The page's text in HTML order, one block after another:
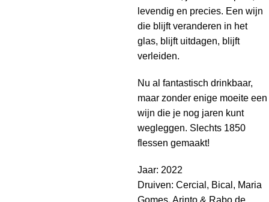
levendig en precies. Een wijn
die blijft veranderen in het
glas, blijft uitdagen, blijft
verleiden.
Nu al fantastisch drinkbaar,
maar zonder enige moeite een
wijn die je nog jaren kunt
wegleggen. Slechts 1850
flessen gemaakt!
Jaar: 2022
Druiven: Cercial, Bical, Maria
Gomes, Arinto & Rabo de